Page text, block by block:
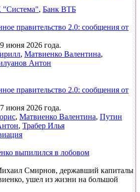
, Банк ВТБ
правительство 2.0: сообщения от
июня 2026 года.
, Матвиенко Валентина,
Антон
правительство 2.0: сообщения от
июня 2026 года.
, Матвиенко Валентина, Путин
, Трабер Илья
выпилился в лобовом
Смирнов, державший капиталы
ушел из жизни на большой